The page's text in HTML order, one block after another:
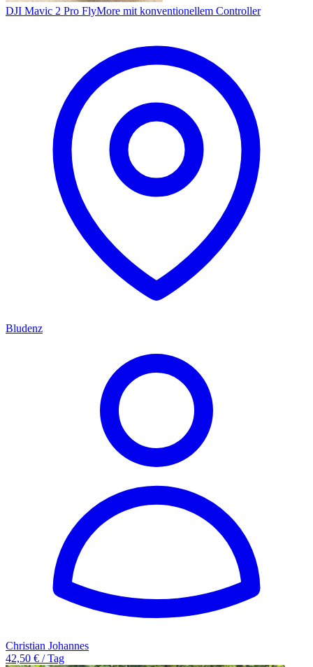
DJI Mavic 2 Pro FlyMore mit konventionellem Controller
Bludenz
Christian Johannes
42,50 € / Tag